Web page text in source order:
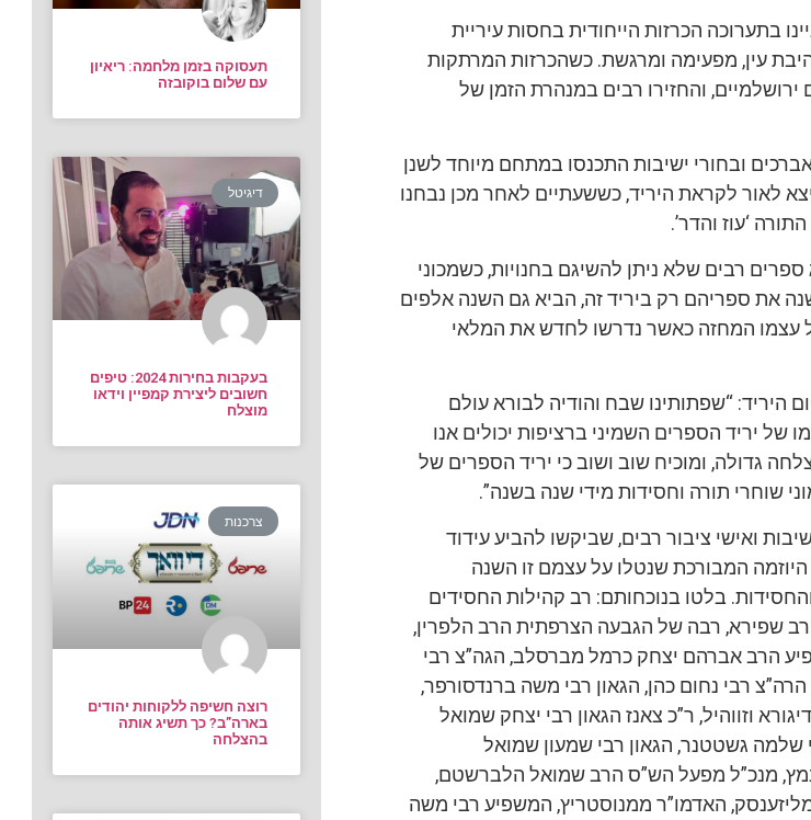
בתערוכה הכרזות הייחודית בחסות עיריית
עין, מפעימה ומרגשת. כשהכרזות המרתקות
והחזירו רבים במנהרת הזמן של
ובחורי ישיבות התכנסו במתחם מיוחד לשנן
לאור לקראת היריד, כששעתיים לאחר מכן נבחנו
‘עוז והדר’.
ספרים רבים שלא ניתן להשיגם בחנויות, כשמכוני
את ספריהם רק ביריד זה, הביא גם השנה אלפים
עצמו המחזה כאשר נדרשו לחדש את המלאי
“שפתותינו שבח והודיה לבורא עולם
של יריד הספרים השמיני ברציפות יכולים אנו
גדולה, ומוכיח שוב ושוב כי יריד הספרים של
שוחרי תורה וחסידות מידי שנה בשנה”.
ואישי ציבור רבים, שביקשו להביע עידוד
המבורכת שנטלו על עצמם זו השנה
בלטו בנוכחותם: רב קהילות החסידים
שפירא, רבה של הגבעה הצרפתית הרב הלפרין,
הרב אברהם יצחק כרמל מברסלב, הגה”צ רבי
רבי נחום כהן, הגאון רבי משה ברנדסורפר,
וזווהיל, ר”כ צאנז הגאון רבי יצחק שמואל
שלמה גשטטנר, הגאון רבי שמעון שמואל
מנכ”ל מפעל הש”ס הרב שמואל הלברשטם,
האדמו”ר ממנוסטריץ, המשפיע רבי משה
תעסוקה בזמן מלחמה: ריאיון
עם שלום בוקובזה
דיגיטל
בעקבות בחירות 2024: טיפים
חשובים ליצירת קמפיין וידאו
מוצלח
צרכנות
רוצה חשיפה ללקוחות יהודים
בארה”ב? כך תשיג אותה
בהצלחה